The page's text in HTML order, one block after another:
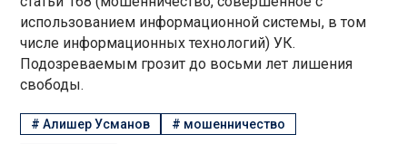
использованием информационной системы, в том
числе информационных технологий) УК.
Подозреваемым грозит до восьми лет лишения
свободы.
#Алишер Усманов # мошенничество